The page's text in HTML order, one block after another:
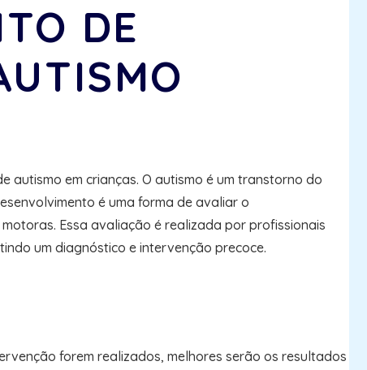
DE
autismo em crianças. O autismo é um transtorno do
é uma forma de avaliar o
Essa avaliação é realizada por profissionais
um diagnóstico e intervenção precoce.
forem realizados, melhores serão os resultados